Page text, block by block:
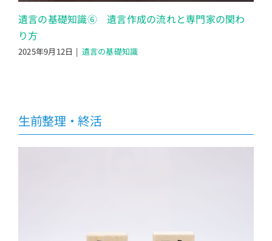
遺言の基礎知識⑥ 遺言作成の流れと専門家の関わ
り方
2025年9月12日 | 遺言の基礎知識
生前整理・終活